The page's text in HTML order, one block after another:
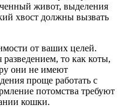
живот, выделения
хвост должны вызвать
от ваших целей.
то как коты,
они не имеют
проще работать с
потомства требуют
кошки.